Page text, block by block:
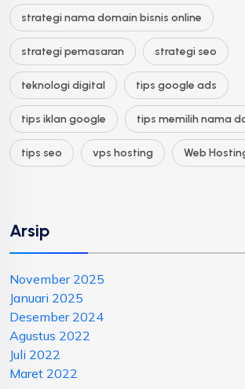
strategi nama domain bisnis online
strategi pemasaran strategi seo
teknologi digital tips google ads
tips iklan google tips memilih nama
tips seo vps hosting Web
Arsip
November 2025
Januari 2025
Desember 2024
Agustus 2022
Juli 2022
Maret 2022